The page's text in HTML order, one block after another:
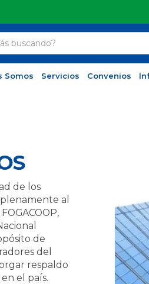
Somos Servicios Convenios
de los
al
de
del
respaldo
el país.